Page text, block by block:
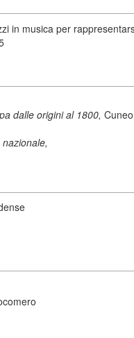
in musica per
dalle origini al 1800,